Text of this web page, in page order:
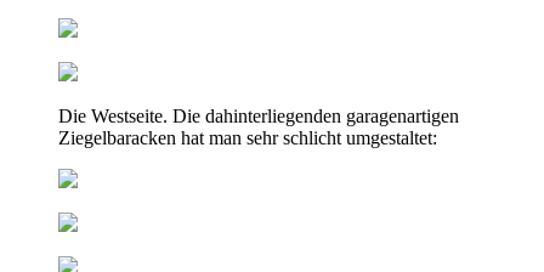
Die Westseite. Die dahinterliegenden garagenartigen
Ziegelbaracken hat man sehr schlicht umgestaltet: